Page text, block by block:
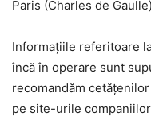
Paris (Charles de
Informațiile referitoare
încă în operare sunt
recomandăm
pe site-urile